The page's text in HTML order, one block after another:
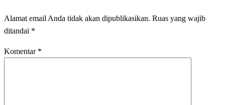
Alamat email Anda tidak akan dipublikasikan. Ruas yang wajib
ditandai *
Komentar *